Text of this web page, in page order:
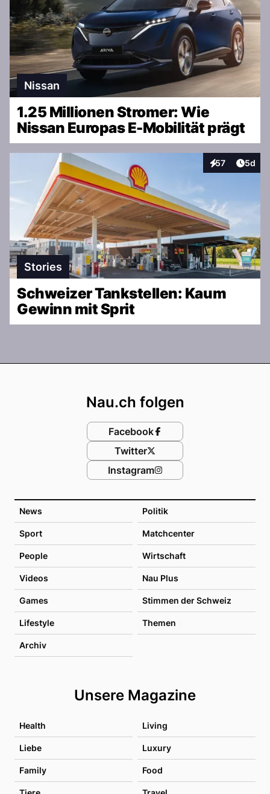
Nissan
1.25 Millionen Stromer: Wie
Nissan Europas E-Mobilität prägt
57
Interaktionen
5d
Stories
Schweizer Tankstellen: Kaum
Gewinn mit Sprit
News Politik
Sport Matchcenter
People Wirtschaft
Videos Nau Plus
Games Stimmen der Schweiz
Lifestyle Themen
Archiv
Unsere Magazine
Health Living
Liebe Luxury
Family Food
Nau.ch folgen
Facebook
Twitter
Instagram